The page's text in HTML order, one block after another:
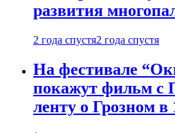
развития
2 года спустя2 года спустя
На фестивале
покажут фильм с
ленту о Грозном в